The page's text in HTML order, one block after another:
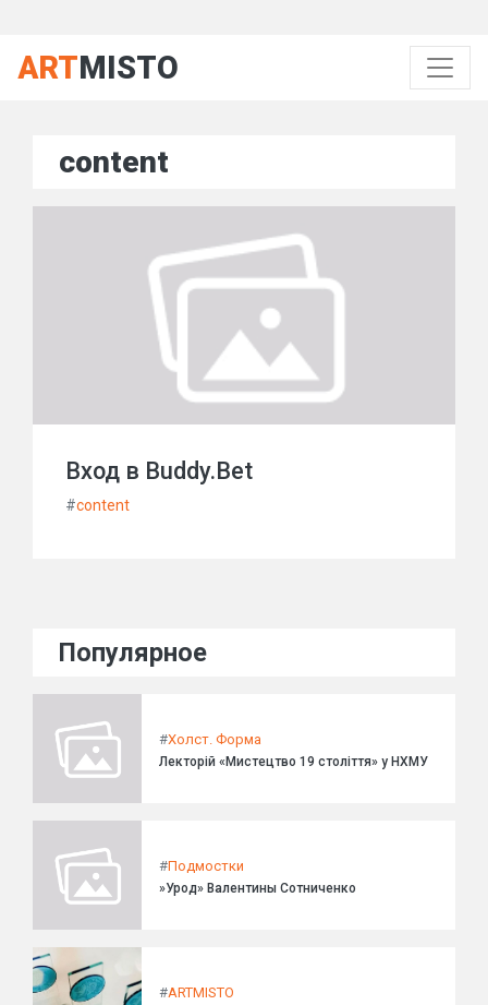
ARTMISTO
content
Вход в Buddy.Bet
#content
Популярное
#Холст. Форма
Лекторій «Мистецтво 19 століття» у НХМУ
#Подмостки
»Урод» Валентины Сотниченко
#ARTMISTO